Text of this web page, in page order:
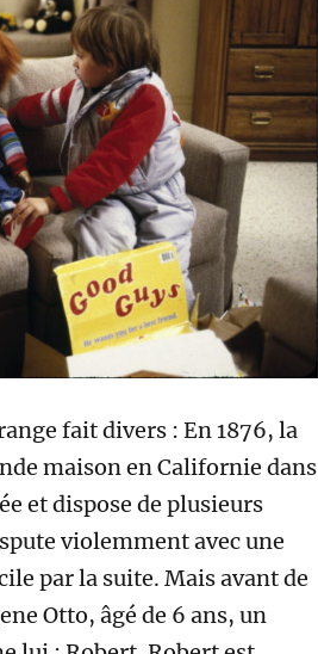
fait divers : En 1876, la
maison en Californie dans
et dispose de plusieurs
violemment avec une
par la suite. Mais avant de
Otto, âgé de 6 ans, un